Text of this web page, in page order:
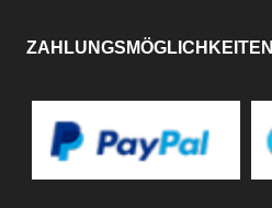
ZAHLUNGSMÖGLICHKEITEN